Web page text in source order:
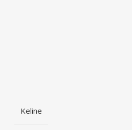
Keline